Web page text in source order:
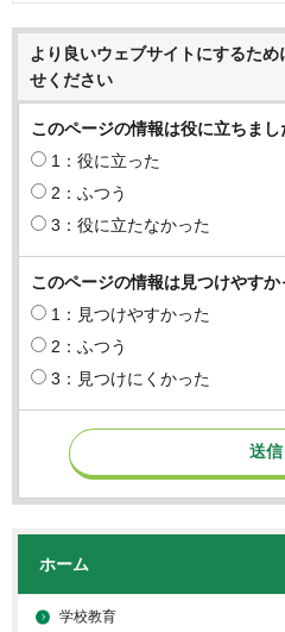
より良いウェブサイトにするた
せください
このページの情報は役に立ちまし
1：役に立った
2：ふつう
3：役に立たなかった
このページの情報は見つけやすか
1：見つけやすかった
2：ふつう
3：見つけにくかった
ホーム
学校教育